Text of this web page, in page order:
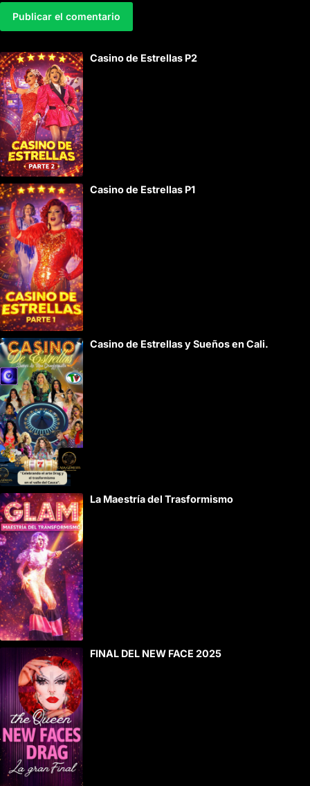
l
t
e
r
n
a
t
i
v
e
:
Casino de Estrellas P2
Casino de Estrellas P1
Casino de Estrellas y Sueños en Cali.
La Maestría del Trasformismo
FINAL DEL NEW FACE 2025